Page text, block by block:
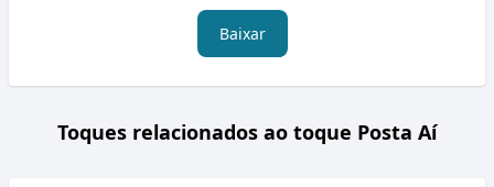
Baixar
Toques relacionados ao toque Posta Aí